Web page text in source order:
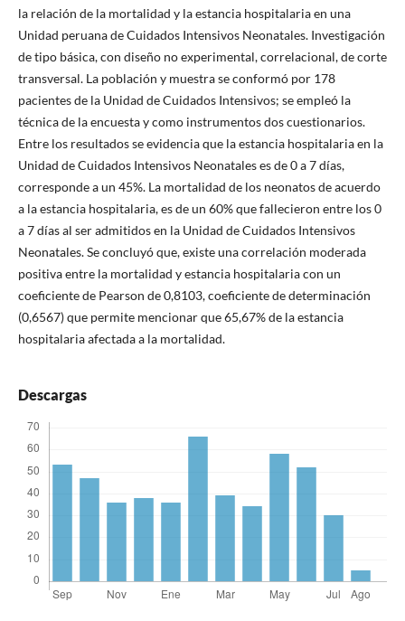
la relación de la mortalidad y la estancia hospitalaria en una
Unidad peruana de Cuidados Intensivos Neonatales. Investigación
de tipo básica, con diseño no experimental, correlacional, de corte
transversal. La población y muestra se conformó por 178
pacientes de la Unidad de Cuidados Intensivos; se empleó la
técnica de la encuesta y como instrumentos dos cuestionarios.
Entre los resultados se evidencia que la estancia hospitalaria en la
Unidad de Cuidados Intensivos Neonatales es de 0 a 7 días,
corresponde a un 45%. La mortalidad de los neonatos de acuerdo
a la estancia hospitalaria, es de un 60% que fallecieron entre los 0
a 7 días al ser admitidos en la Unidad de Cuidados Intensivos
Neonatales. Se concluyó que, existe una correlación moderada
positiva entre la mortalidad y estancia hospitalaria con un
coeficiente de Pearson de 0,8103, coeficiente de determinación
(0,6567) que permite mencionar que 65,67% de la estancia
hospitalaria afectada a la mortalidad.
Descargas